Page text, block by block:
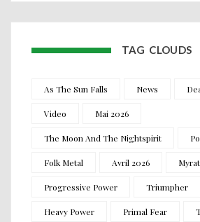
TAG CLOUDS
As The Sun Falls News
Video Mai 2026
The Moon And The Nightspirit
Folk Metal Avril 2026
Progressive Power Triumpher
Heavy Power Primal Fear